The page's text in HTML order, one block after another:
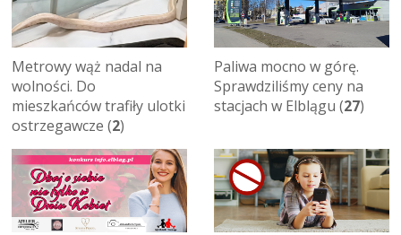
Metrowy wąż nadal na
wolności. Do
mieszkańców trafiły ulotki
ostrzegawcze (2)
Paliwa mocno w górę.
Sprawdziliśmy ceny na
stacjach w Elblągu (27)